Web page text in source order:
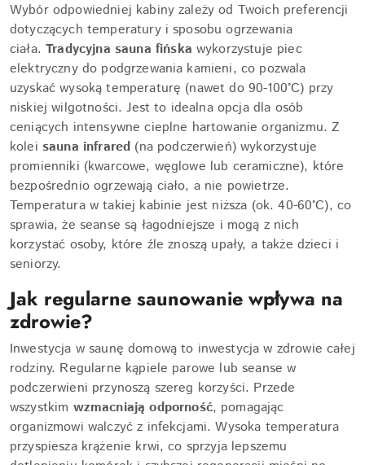
Wybór odpowiedniej kabiny zależy od Twoich preferencji
dotyczących temperatury i sposobu ogrzewania
ciała. Tradycyjna sauna fińska wykorzystuje piec
elektryczny do podgrzewania kamieni, co pozwala
uzyskać wysoką temperaturę (nawet do 90-100°C) przy
niskiej wilgotności. Jest to idealna opcja dla osób
ceniących intensywne cieplne hartowanie organizmu. Z
kolei sauna infrared (na podczerwień) wykorzystuje
promienniki (kwarcowe, węglowe lub ceramiczne), które
bezpośrednio ogrzewają ciało, a nie powietrze.
Temperatura w takiej kabinie jest niższa (ok. 40-60°C), co
sprawia, że seanse są łagodniejsze i mogą z nich
korzystać osoby, które źle znoszą upały, a także dzieci i
seniorzy.
Jak regularne saunowanie wpływa na
zdrowie?
Inwestycja w saunę domową to inwestycja w zdrowie całej
rodziny. Regularne kąpiele parowe lub seanse w
podczerwieni przynoszą szereg korzyści. Przede
wszystkim wzmacniają odporność, pomagając
organizmowi walczyć z infekcjami. Wysoka temperatura
przyspiesza krążenie krwi, co sprzyja lepszemu